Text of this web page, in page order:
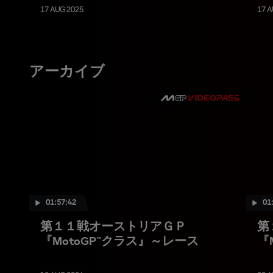
17 AUG 2025 17
アーカイブ
01:57:42
第１１戦オーストリアＧＰ
『MotoGP™クラス』～レース
第